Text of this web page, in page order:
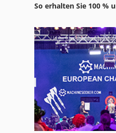
So erhalten Sie 100 %